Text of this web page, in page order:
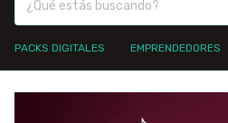
PACKS DIGITALES EMPRENDEDORES